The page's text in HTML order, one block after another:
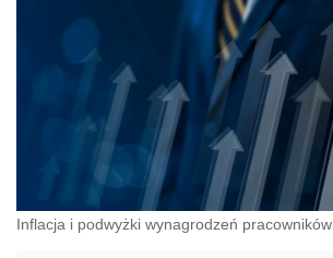
Inflacja i podwyżki wynagrodzeń pracowników